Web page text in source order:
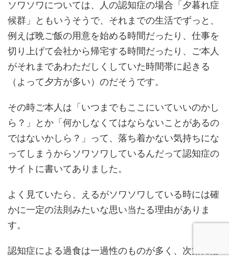
ソワソワについては、人の認知症の場合「夕暮れ症
候群」ともいうそうで、それまでの生活でずっと、
例えば晩ご飯の用意を始める時間だったり、仕事を
切り上げて会社から帰宅する時間だったり、ご本人
がそれまであわただしくしていた時間帯に起きる
（よって夕方が多い）のだそうです。
その時ご本人は「いつまでもここにいていいのかし
ら？」とか「何かしなくてはならないことがあるの
ではないかしら？」って、落ち着かない気持ちにな
ってしまうからソワソワしているんだって認知症の
サイトに書いてありました。
よく見ていたら、えるがソワソワしている時には確
かに一定の法則みたいな思い当たる理由がありま
す。
認知症による過食は一過性のものが多く、次第に落